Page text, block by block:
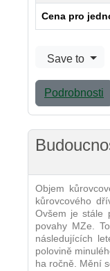
Cena pro
Save to
Podrobnosti
Objem
kůrovcového
Ovšem je stále
povahy MZe.
následujících
polovině
ha ročně. Mění